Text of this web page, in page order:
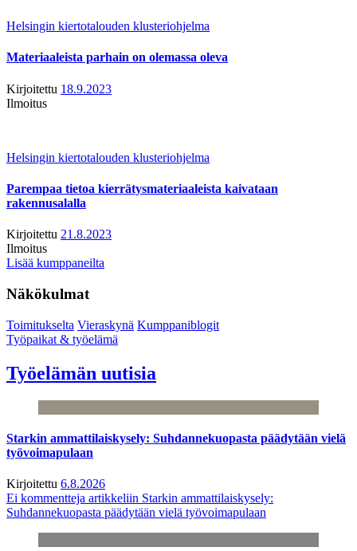
Helsingin kiertotalouden klusteriohjelma
Materiaaleista parhain on olemassa oleva
Kirjoitettu 18.9.2023
Ilmoitus
Helsingin kiertotalouden klusteriohjelma
Parempaa tietoa kierrätysmateriaaleista kaivataan
rakennusalalla
Kirjoitettu 21.8.2023
Ilmoitus
Lisää kumppaneilta
Näkökulmat
Toimitukselta Vieraskynä Kumppaniblogit
Työpaikat & työelämä
Työelämän uutisia
Starkin ammattilaiskysely: Suhdannekuopasta päädytään vielä
työvoimapulaan
Kirjoitettu 6.8.2026
Ei kommentteja artikkeliin Starkin ammattilaiskysely:
Suhdannekuopasta päädytään vielä työvoimapulaan